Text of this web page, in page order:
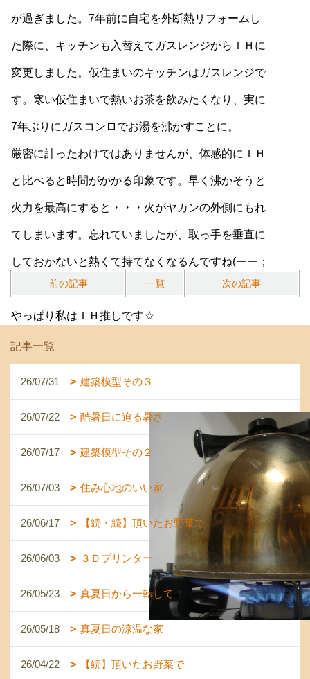
が過ぎました。7年前に自宅を外断熱リフォームし
た際に、キッチンも入替えてガスレンジからＩＨに
変更しました。仮住まいのキッチンはガスレンジで
す。寒い仮住まいで熱いお茶を飲みたくなり、実に
7年ぶりにガスコンロでお湯を沸かすことに。
厳密に計ったわけではありませんが、体感的にＩＨ
と比べると時間がかかる印象です。早く沸かそうと
火力を最高にすると・・・火がヤカンの外側にもれ
てしまいます。忘れていましたが、取っ手を垂直に
しておかないと熱くて持てなくなるんですね(ーー；
危うくヤケドをするところでした。
やっぱり私はＩＨ推しです☆
前の記事 一覧 次の記事
記事一覧
26/07/31 建築模型その３
26/07/22 酷暑日に迫る暑さ
26/07/17 建築模型その２
26/07/03 住み心地のいい家
26/06/17 【続・続】頂いたお野菜で
26/06/03 ３Ｄプリンター
26/05/23 真夏日から一転して
26/05/18 真夏日の涼温な家
26/04/22 【続】頂いたお野菜で